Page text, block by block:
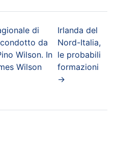
di
da
Wilson. In
Wilson
Irlanda del
Nord-Italia,
le probabili
formazioni
→